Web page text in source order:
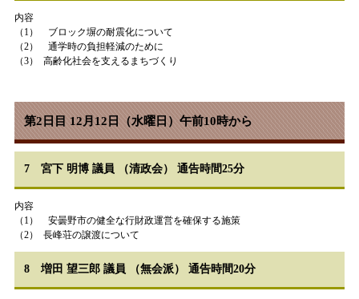
内容
（1） ブロック塀の耐震化について
（2） 通学時の負担軽減のために
（3） 高齢化社会を支えるまちづくり
第2日目 12月12日（水曜日）午前10時から
7 宮下 明博 議員 （清政会） 通告時間25分
内容
（1） 安曇野市の健全な行財政運営を確保する施策
（2） 長峰荘の譲渡について
8 増田 望三郎 議員 （無会派） 通告時間20分